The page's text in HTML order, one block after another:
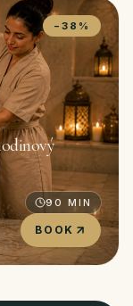
−38 %
90 MIN
BOOK